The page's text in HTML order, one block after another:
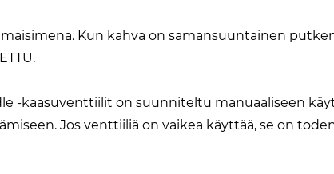
Kun kahva on samansuuntainen
-kaasuventtiilit on suunniteltu manuaaliseen
Jos venttiiliä on vaikea käyttää, se on